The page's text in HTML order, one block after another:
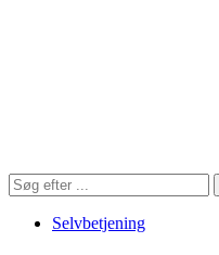
Søg
på
hjemmesiden
Selvbetjening